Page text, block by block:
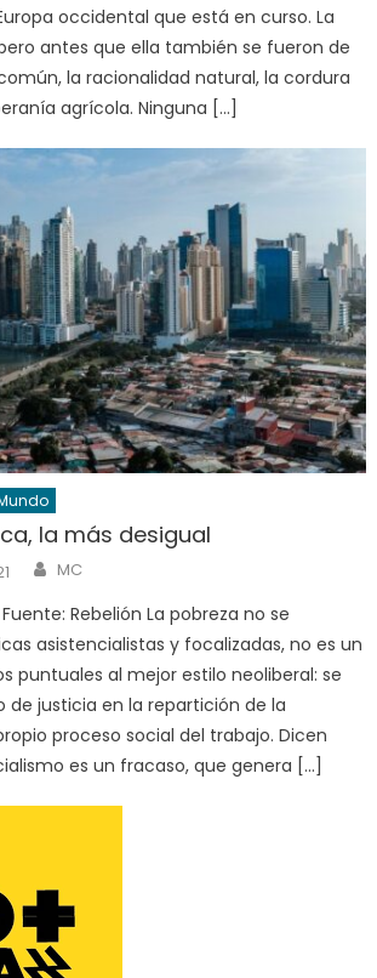
occidental que está en curso. La
antes que ella también se fueron de
la racionalidad natural, la cordura
agrícola. Ninguna […]
la más desigual
Author
MC
Rebelión La pobreza no se
asistencialistas y focalizadas, no es un
puntuales al mejor estilo neoliberal: se
de justicia en la repartición de la
proceso social del trabajo. Dicen
es un fracaso, que genera […]